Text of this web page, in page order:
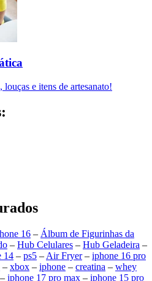
e itens de artesanato!
16 – Álbum de Figurinhas da
– Hub Celulares – Hub Geladeira –
14 – ps5 – Air Fryer– iphone 16 pro
– xbox – iphone – creatina – whey
– iphone 17 pro max – iphone 15 pro